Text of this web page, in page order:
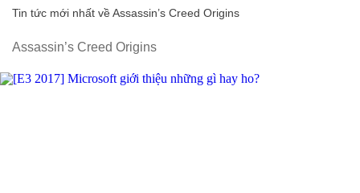
Tin tức mới nhất vềAssassin’s Creed Origins
Assassin’s Creed Origins